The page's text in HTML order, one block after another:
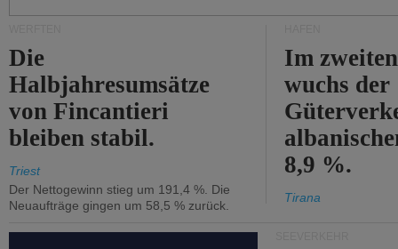
Die
Halbjahresumsätze
von Fincantieri
bleiben stabil.
Triest
Der Nettogewinn stieg um 191,4 %. Die
Neuaufträge gingen um 58,5 % zurück.
Im
wuchs der
8,9 %.
Tirana